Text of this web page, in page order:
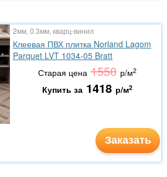
2мм, 0.3мм, кварц-винил
Клеевая ПВХ плитка Norland Lagom
Parquet LVT 1034-05 Bratt
Старая цена 1550 р/м2
Купить за 1418 р/м2
Заказать